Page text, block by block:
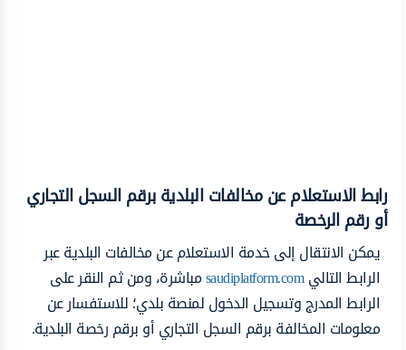
رابط الاستعلام عن مخالفات البلدية برقم السجل التجاري
أو رقم الرخصة
يمكن الانتقال إلى خدمة الاستعلام عن مخالفات البلدية عبر
الرابط التاليsaudiplatform.comمباشرة، ومن ثم النقر على
الرابط المدرج وتسجيل الدخول لمنصة بلدي؛ للاستفسار عن
معلومات المخالفة برقم السجل التجاري أو برقم رخصة البلدية.